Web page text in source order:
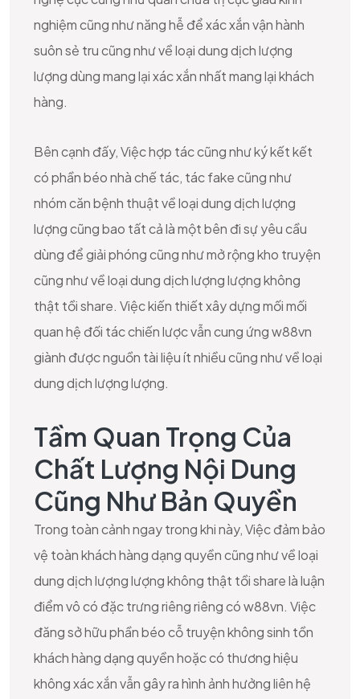
nghiệm cũng như năng hễ để xác xắn vận hành
suôn sẻ tru cũng như về loại dung dịch lượng
lượng dùng mang lại xác xắn nhất mang lại khách
hàng.
Bên cạnh đấy, Việc hợp tác cũng như ký kết kết
có phần béo nhà chế tác, tác fake cũng như
nhóm căn bệnh thuật về loại dung dịch lượng
lượng cũng bao tất cả là một bên đi sự yêu cầu
dùng để giải phóng cũng như mở rộng kho truyện
cũng như về loại dung dịch lượng lượng không
thật tồi share. Việc kiến thiết xây dựng mối mối
quan hệ đối tác chiến lược vẫn cung ứng w88vn
giành được nguồn tài liệu ít nhiều cũng như về loại
dung dịch lượng lượng.
Tầm Quan Trọng Của
Chất Lượng Nội Dung
Cũng Như Bản Quyền
Trong toàn cảnh ngay trong khi này, Việc đảm bảo
vệ toàn khách hàng dạng quyền cũng như về loại
dung dịch lượng lượng không thật tồi share là luận
điểm vô có đặc trưng riêng riêng có w88vn. Việc
đăng sở hữu phần béo cỗ truyện không sinh tồn
khách hàng dạng quyền hoặc có thương hiệu
không xác xắn vẫn gây ra hình ảnh hưởng liên hệ